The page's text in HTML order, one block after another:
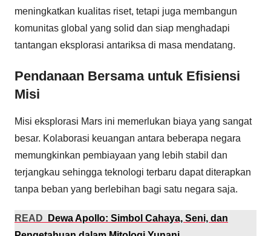
meningkatkan kualitas riset, tetapi juga membangun
komunitas global yang solid dan siap menghadapi
tantangan eksplorasi antariksa di masa mendatang.
Pendanaan Bersama untuk Efisiensi
Misi
Misi eksplorasi Mars ini memerlukan biaya yang sangat
besar. Kolaborasi keuangan antara beberapa negara
memungkinkan pembiayaan yang lebih stabil dan
terjangkau sehingga teknologi terbaru dapat diterapkan
tanpa beban yang berlebihan bagi satu negara saja.
READ
Dewa Apollo: Simbol Cahaya, Seni, dan